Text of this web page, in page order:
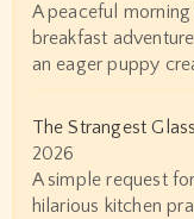
A peaceful
breakfast
an eager puppy
The Strangest
2026
A simple request
hilarious kitchen